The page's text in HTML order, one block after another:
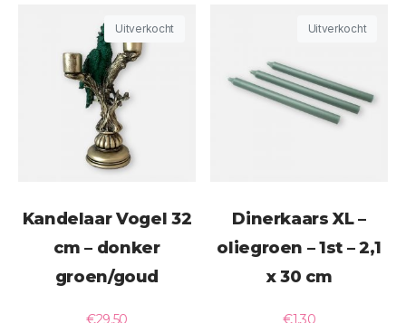
Uitverkocht
Kandelaar Vogel 32
cm – donker
groen/goud
€29,50
Uitverkocht
Dinerkaars XL –
oliegroen – 1st – 2,1
x 30 cm
€1,30